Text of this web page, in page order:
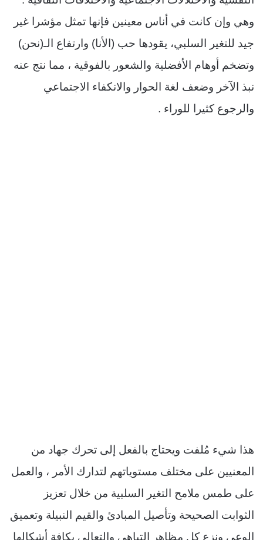
وهي وإن كانت في أناس معينين فإنها تمثل مؤشرا غير
جيد للتغير السلبي، يقودها حب (الأنا) وارتفاع الـ(نحن)
وتضخم أوهام الأفضلية والشعور بالفوقية ، مما نتج عنه
نبذ الآخر وضعف لغة الحوار والانكفاء الاجتماعي
والرجوع كثيرا للوراء .
هذا شيء مُلفت ويحتاج بالفعل إلى تحرك جهاد من
المعنيين على مختلف مستوياتهم لتدارك الأمر ، والعمل
على طمس ملامح التغير السلبية من خلال تعزيز
الثوابت الصحيحة وتأصيل المبادئ والقيم النبيلة وتعميق
الوعي ونزع كل مظاهر التباهي والتعالي بكافة أشكالها